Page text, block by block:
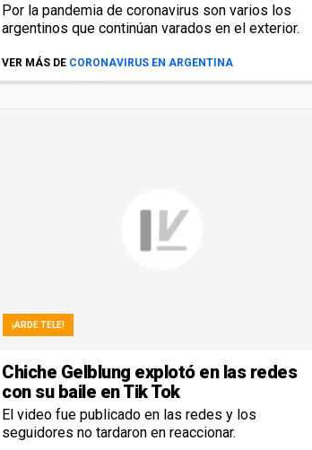
Por la pandemia de coronavirus son varios los
argentinos que continúan varados en el exterior.
VER MÁS DE CORONAVIRUS EN ARGENTINA
¡ARDE TELE!
Chiche Gelblung explotó en las redes
con su baile en Tik Tok
El video fue publicado en las redes y los
seguidores no tardaron en reaccionar.